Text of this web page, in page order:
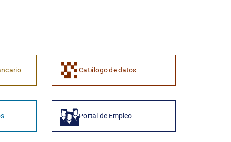
Catálogo de datos
Portal de Empleo